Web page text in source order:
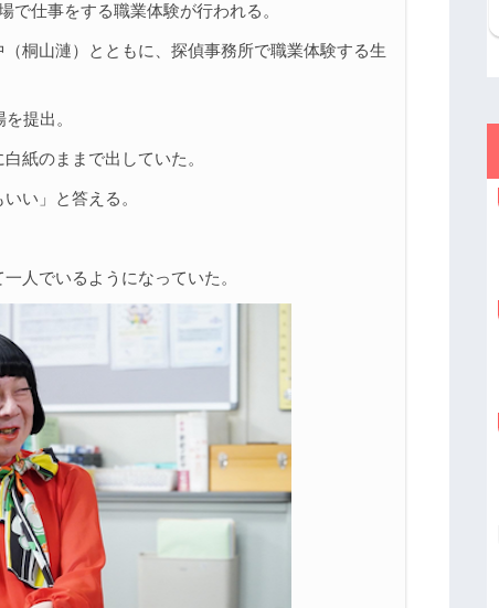
解。謝ることの大切さ
め
で仕事をする職業体験が行われる。
桐山漣）とともに、探偵事務所で職業体験する生
提出。
紙のままで出していた。
い」と答える。
人でいるようになっていた。